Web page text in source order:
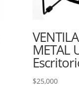
METAL
$25,000